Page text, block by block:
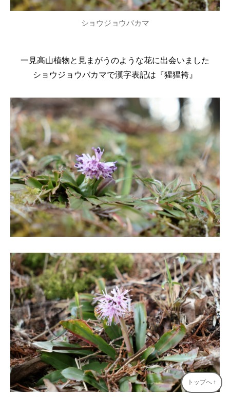
ショウジョウバカマ
一見高山植物と見まがうのような花に出会いました
ショウジョウバカマで漢字表記は『猩猩袴』
トップへ ↑